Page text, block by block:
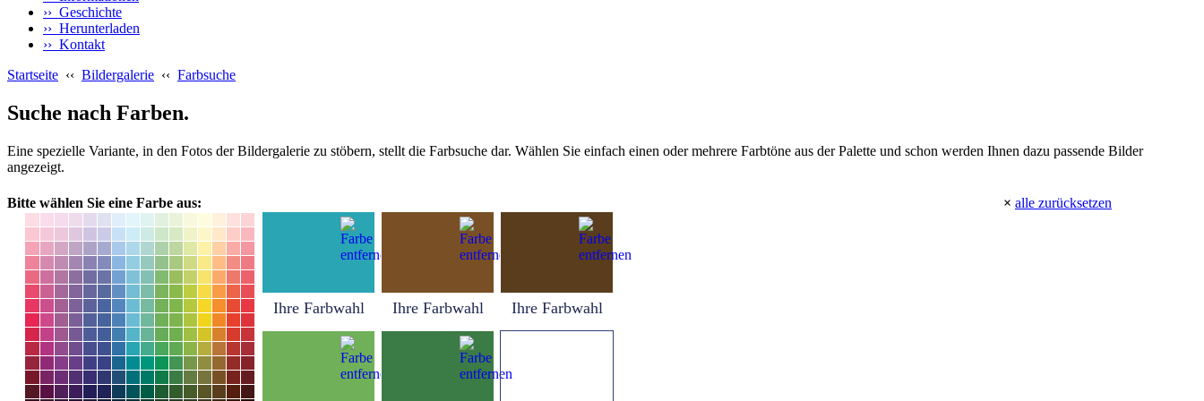
›› Geschichte
›› Herunterladen
›› Kontakt
Startseite ‹‹ Bildergalerie ‹‹ Farbsuche
Suche nach Farben.
Eine spezielle Variante, in den Fotos der Bildergalerie zu stöbern, stellt die Farbsuche dar. Wählen Sie einfach einen oder mehrere Farbtöne aus der Palette und schon werden Ihnen dazu passende Bilder
angezeigt.
× alle zurücksetzen
Bitte wählen Sie eine Farbe aus:
Ihre Farbwahl Ihre Farbwahl Ihre Farbwahl